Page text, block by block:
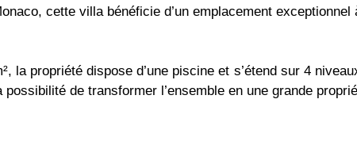
cette villa bénéficie d’un emplacement
la propriété dispose d’une piscine et s’étend sur 4
de transformer l’ensemble en une grande